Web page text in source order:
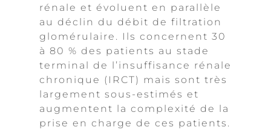
rénale et évoluent en parallèle
au déclin du débit de filtration
glomérulaire. Ils concernent 30
à 80 % des patients au stade
terminal de l’insuffisance rénale
chronique (IRCT) mais sont très
largement sous-estimés et
augmentent la complexité de la
prise en charge de ces patients.